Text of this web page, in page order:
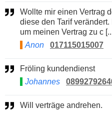
Wollte mir einen Vertrag der Telekom andrehen weil
diese den Tarif
um meinen Vertrag zu c
Anon
017115015007
Fröling kundendienst
Johannes
Will verträge andrehen.